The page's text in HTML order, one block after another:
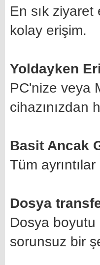
En sık
kolay erişim.
Yoldayken
PC'nize veya
cihazınızdan
Basit Ancak
Tüm
Dosya
Dosya boyutu
sorunsuz bir